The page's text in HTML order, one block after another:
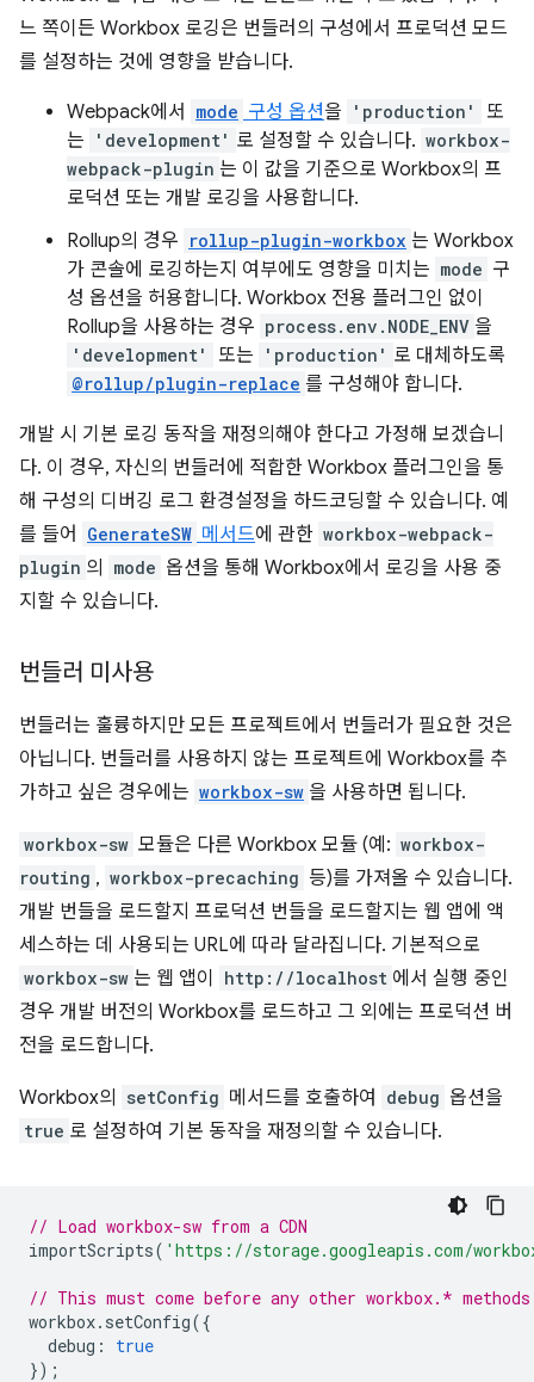
느 쪽이든 Workbox 로깅은 번들러의 구성에서 프로덕션 모드
를 설정하는 것에 영향을 받습니다.
Webpack에서 mode 구성 옵션을 'production'
또
는
'development' 로 설정할 수 있습니다. workbox-
webpack-plugin 는 이 값을 기준으로 Workbox의 프
로덕션 또는 개발 로깅을 사용합니다.
Rollup의 경우 rollup-plugin-workbox 는 Workbox
가 콘솔에 로깅하는지 여부에도 영향을 미치는 mode 구
성 옵션을 허용합니다. Workbox 전용 플러그인 없이
Rollup을 사용하는 경우 process.env.NODE_ENV 을
'development' 또는 'production' 로 대체하도록
@rollup/plugin-replace 를 구성해야 합니다.
개발 시 기본 로깅 동작을 재정의해야 한다고 가정해 보겠습니
다. 이 경우, 자신의 번들러에 적합한 Workbox 플러그인을 통
해 구성의 디버깅 로그 환경설정을 하드코딩할 수 있습니다. 예
를 들어
GenerateSW 메서드에 관한 workbox-webpack-
plugin 의 mode 옵션을 통해 Workbox에서 로깅을 사용 중
지할 수 있습니다.
번들러 미사용
번들러는 훌륭하지만 모든 프로젝트에서 번들러가 필요한 것은
아닙니다. 번들러를 사용하지 않는 프로젝트에 Workbox를 추
가하고 싶은 경우에는 workbox-sw 을 사용하면 됩니다.
workbox-sw 모듈은 다른 Workbox 모듈 (예: workbox-
routing , workbox-precaching 등)를 가져올 수 있습니다.
개발 번들을 로드할지 프로덕션 번들을 로드할지는 웹 앱에 액
세스하는 데 사용되는 URL에 따라 달라집니다. 기본적으로
workbox-sw 는 웹 앱이 http://localhost 에서 실행 중인
경우 개발 버전의 Workbox를 로드하고 그 외에는 프로덕션 버
전을 로드합니다.
Workbox의 setConfig 메서드를 호출하여 debug 옵션을
true 로 설정하여 기본 동작을 재정의할 수 있습니다.
// Load workbox-sw from a CDN
importScripts( 'https://storage.googleapis.com/
// This must come before any other workbox.*
workbox. setConfig({
debug :
true
});